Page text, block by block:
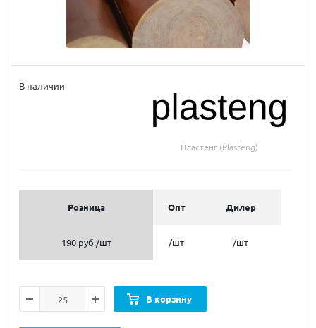
В наличии
Пластенг (Plasteng)
Розница Опт Дилер
190 руб./шт /шт /шт
В корзину